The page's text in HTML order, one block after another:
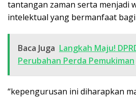
tantangan zaman serta menjadi
intelektual yang bermanfaat
Baca Juga Langkah Maju!
Perubahan Perda Pemukiman
“kepengurusan ini diharapkan